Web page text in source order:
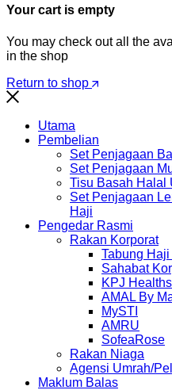
Your cart is empty
You may check out all the
in the shop
Return to shop
Utama
Pembelian
Set Penjagaan
Set Penjagaan
Tisu Basah Halal
Set Penjagaan
Haji
Pengedar Rasmi
Rakan Korporat
Tabung
Sahabat
KPJ
AMAL By
MySTI
AMRU
SofeaRose
Rakan Niaga
Agensi Umrah/
Maklum Balas